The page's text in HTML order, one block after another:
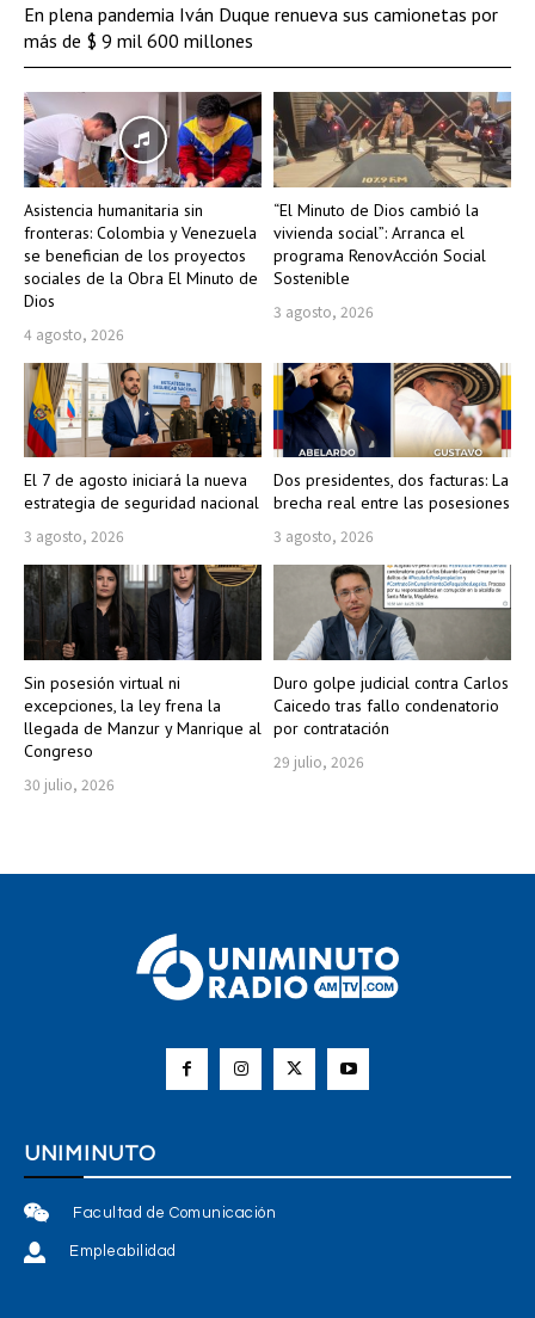
Asistencia humanitaria sin
fronteras: Colombia y Venezuela
se benefician de los proyectos
sociales de la Obra El Minuto de
Dios
4 agosto, 2026
“El Minuto de Dios cambió la
vivienda social”: Arranca el
programa RenovAcción Social
Sostenible
3 agosto, 2026
El 7 de agosto iniciará la nueva
estrategia de seguridad nacional
3 agosto, 2026
Dos presidentes, dos facturas: La
brecha real entre las posesiones
3 agosto, 2026
Sin posesión virtual ni
excepciones, la ley frena la
llegada de Manzur y Manrique al
Congreso
30 julio, 2026
Duro golpe judicial contra Carlos
Caicedo tras fallo condenatorio
por contratación
29 julio, 2026
En plena pandemia Iván Duque renueva sus camionetas por
más de $ 9 mil 600 millones
UNIMINUTO
Facultad de Comunicación
Empleabilidad